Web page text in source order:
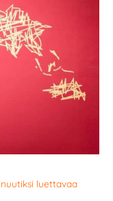
luettavaa